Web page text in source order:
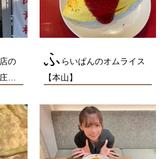
の
…
ふ らいぱんのオムライス
【本山】